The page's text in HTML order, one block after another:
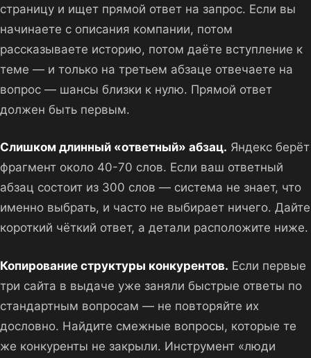
страницу и ищет прямой ответ на запрос. Если вы
начинаете с описания компании, потом
рассказываете историю, потом даёте вступление к
теме — и только на третьем абзаце отвечаете на
вопрос — шансы близки к нулю. Прямой ответ
должен быть первым.
Слишком длинный «ответный» абзац. Яндекс берёт
фрагмент около 40-70 слов. Если ваш ответный
абзац состоит из 300 слов — система не знает, что
именно выбрать, и часто не выбирает ничего. Дайте
короткий чёткий ответ, а детали расположите ниже.
Копирование структуры конкурентов. Если первые
три сайта в выдаче уже заняли быстрые ответы по
стандартным вопросам — не повторяйте их
дословно. Найдите смежные вопросы, которые те
же конкуренты не закрыли. Инструмент «люди